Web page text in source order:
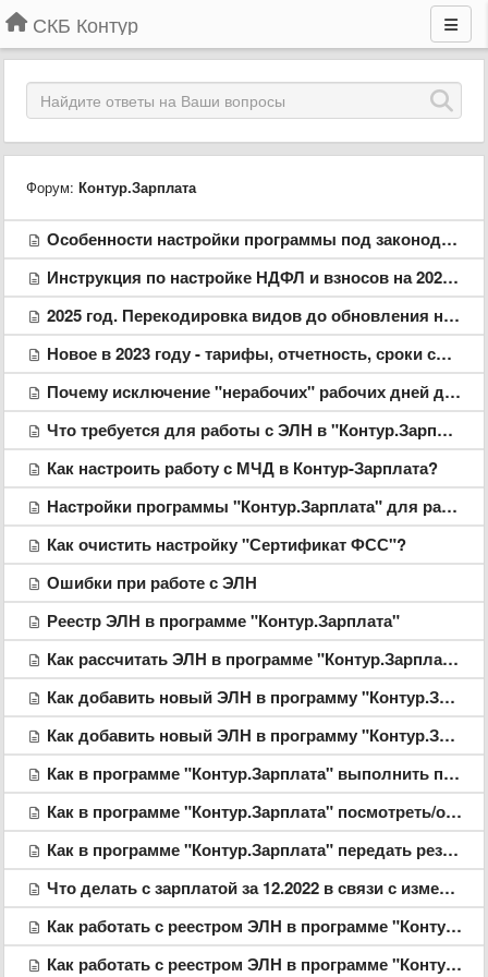
СКБ Контур
Форум: Контур.Зарплата
Особенности настройки программы под законодательные изменения 2026 года
Инструкция по настройке НДФЛ и взносов на 2025 год
2025 год. Перекодировка видов до обновления на версию 630.хх
Новое в 2023 году - тарифы, отчетность, сроки сдачи
Почему исключение "нерабочих" рабочих дней делать не стоит
Что требуется для работы с ЭЛН в "Контур.Зарплате"
Как настроить работу с МЧД в Контур-Зарплата?
Настройки программы "Контур.Зарплата" для работы с ЭЛН
Как очистить настройку "Сертификат ФСС"?
Ошибки при работе с ЭЛН
Реестр ЭЛН в программе "Контур.Зарплата"
Как рассчитать ЭЛН в программе "Контур.Зарплата"
Как добавить новый ЭЛН в программу "Контур.Зарплата": добавление ЭЛН при расчете больничного
Как добавить новый ЭЛН в программу "Контур.Зарплата": добавление ЭЛН непосредственно в реестр
Как в программе "Контур.Зарплата" выполнить пересчет больничного, выданного в виде ЭЛН
Как в программе "Контур.Зарплата" посмотреть/откорректировать информацию по ЭЛН
Как в программе "Контур.Зарплата" передать результаты расчета, если расчет был выполнен до появления реестра ЭЛН в программе
Что делать с зарплатой за 12.2022 в связи с изменениями 2023 года?
Как работать с реестром ЭЛН в программе "Контур.Зарплата", если нет интернета и/или сертификатов и СКЗИ. Ситуация 1: машина с доступом в интернет и машины расчетчиков находятся в одной локальной сети
Как работать с реестром ЭЛН в программе "Контур.Зарплата", если нет интернета и/или сертификатов и СКЗИ. Ситуация 2: "Воздушный зазор" - машина с доступом в интернет и машины расчетчиков находятся в разных сетях